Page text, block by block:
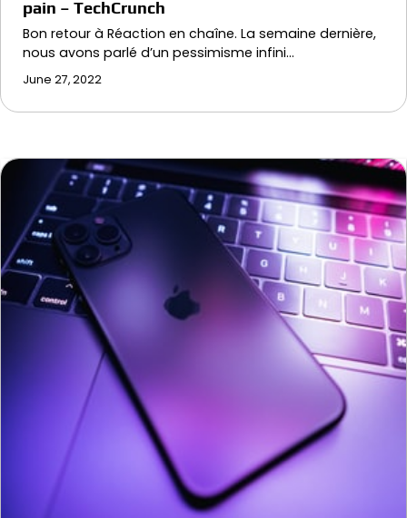
pain – TechCrunch
Bon retour à Réaction en chaîne. La semaine dernière,
nous avons parlé d’un pessimisme infini…
June 27, 2022